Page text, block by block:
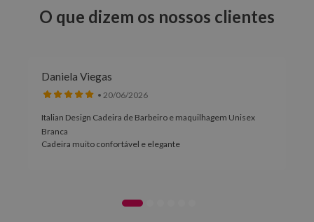
O que dizem os nossos clientes
Daniela Viegas
• 20/06/2026
Italian Design Cadeira de Barbeiro e maquilhagem Unisex
Branca
Cadeira muito confortável e elegante